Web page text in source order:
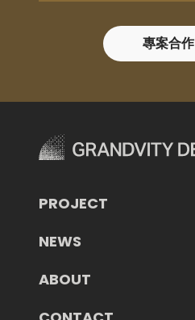
專案合作
PROJECT
NEWS
ABOUT